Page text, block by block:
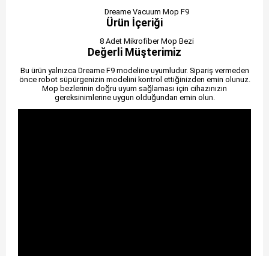
Dreame Vacuum Mop F9
Ürün İçeriği
8 Adet Mikrofiber Mop Bezi
Değerli Müşterimiz
Bu ürün yalnızca Dreame F9 modeline uyumludur. Sipariş vermeden
önce robot süpürgenizin modelini kontrol ettiğinizden emin olunuz.
Mop bezlerinin doğru uyum sağlaması için cihazınızın
gereksinimlerine uygun olduğundan emin olun.